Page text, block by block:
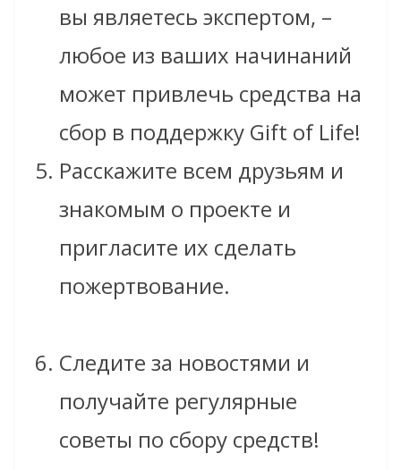
вы являетесь экспертом, –
любое из ваших начинаний
может привлечь средства на
сбор в поддержку Gift of Life!
Расскажите всем друзьям и
знакомым о проекте и
пригласите их сделать
пожертвование.
Следите за новостями и
получайте регулярные
советы по сбору средств!